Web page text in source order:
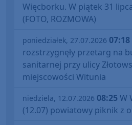
Więcborku. W piątek 31
(FOTO, ROZMOWA)
poniedziałek, 27.07.2026 07:18
rozstrzygnęły przetarg na
sanitarnej przy ulicy
miejscowości Witunia
niedziela, 12.07.2026 08:25 W
(12.07) powiatowy piknik z